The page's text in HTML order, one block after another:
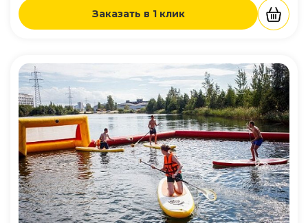
Заказать в 1 клик